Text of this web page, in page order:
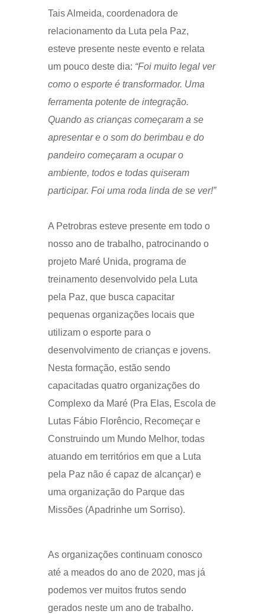
Tais Almeida, coordenadora de
relacionamento da Luta pela Paz,
esteve presente neste evento e relata
um pouco deste dia: “Foi muito legal ver
como o esporte é transformador. Uma
ferramenta potente de integração.
Quando as crianças começaram a se
apresentar e o som do berimbau e do
pandeiro começaram a ocupar o
ambiente, todos e todas quiseram
participar. Foi uma roda linda de se ver!”
A Petrobras esteve presente em todo o
nosso ano de trabalho, patrocinando o
projeto Maré Unida, programa de
treinamento desenvolvido pela Luta
pela Paz, que busca capacitar
pequenas organizações locais que
utilizam o esporte para o
desenvolvimento de crianças e jovens.
Nesta formação, estão sendo
capacitadas quatro organizações do
Complexo da Maré (Pra Elas, Escola de
Lutas Fábio Florêncio, Recomeçar e
Construindo um Mundo Melhor, todas
atuando em territórios em que a Luta
pela Paz não é capaz de alcançar) e
uma organização do Parque das
Missões (Apadrinhe um Sorriso).
As organizações continuam conosco
até a meados do ano de 2020, mas já
podemos ver muitos frutos sendo
gerados neste um ano de trabalho.